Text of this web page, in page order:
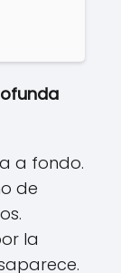
a fondo.
de
la